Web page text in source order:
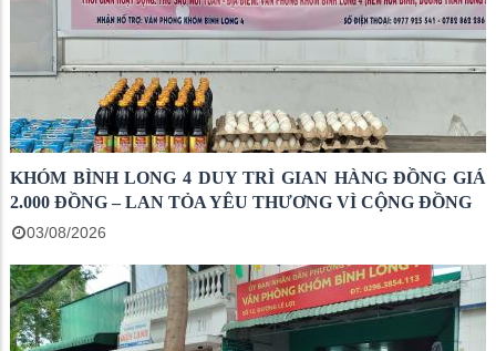
KHÓM BÌNH LONG 4 DUY TRÌ GIAN HÀNG ĐỒNG GIÁ
2.000 ĐỒNG – LAN TỎA YÊU THƯƠNG VÌ CỘNG ĐỒNG
03/08/2026